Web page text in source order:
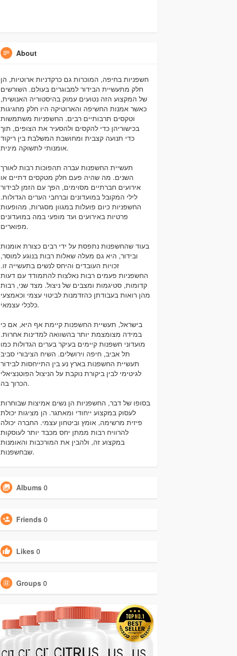
About
חשפניות בחיפה, המוכרות גם כרקדניות ארוטיות, הן
חלק מתעשיית הבידור למבוגרים בעולם. השורשים
של המקצוע הזה נטועים עמוק בהיסטוריה האנושית,
כאשר אמנות החשיפה והארוטיקה היו חלק מחגיגות
וטקסים תרבותיים רבים. החשפניות משתמשות
בכישוריהן כדי להקסים ולהסעיר את הצופים, תוך
כדי תנועה קצבית ומחושבת המשלבת בין ריקוד
אומנותי לתשוקה מינית.
תעשיית החשפנות עברה תהפוכות רבות לאורך
השנים. מה שהיה פעם חלק מטקסים דתיים או
אירועים חברתיים מסוימים, הפך עם הזמן לבידור
לילי המקובל במועדונים וברחבי הערים הגדולות.
החשפניות כיום פועלות במגוון מסגרות, מהופעות
פרטיות באירועים ועד מופעי במה במועדונים
מפוארים.
בעוד שהחשפנות נתפסת על ידי רבים כצורת אומנות
ובידור, היא גם מעלה שאלות רבות בנוגע למוסר,
זכויות העובדים והיחס לנשים בתעשייה זו.
החשפניות פעמים רבות נאלצות להתמודד עם דעות
קדומות, סטיגמות ומצבים של ניצול. מצד שני, רבות
מהן רואות בעבודתן כהזדמנות לביטוי עצמי וכאמצעי
כלכלי עצמאי.
בישראל, תעשיית החשפנות קיימת אף היא, אם כי
במידה מצומצמת יותר בהשוואה למדינות אחרות.
מועדוני חשפנות קיימים בעיקר בערים הגדולות כמו
תל אביב, חיפה וירושלים. השיח הציבורי סביב
תעשיית החשפנות בארץ נע בין התייחסות לבידור
לגיטימי לבין ביקורת נוקבת על הניצול הפוטנציאלי
הכרוך בה.
בסופו של דבר, החשפניות הן נשים אמיצות שבוחרות
לעסוק במקצוע ייחודי ומאתגר. הן מציגות יכולת
פיזית מרשימה, אומץ וביטחון עצמי. החברה יכולה
להרוויח רבות ממתן יחס מכבד יותר לעוסקות
במקצוע זה, ולהבין את המורכבות והאומנות
שבחשפנות.
Albums 0
Friends 0
Likes 0
Groups 0